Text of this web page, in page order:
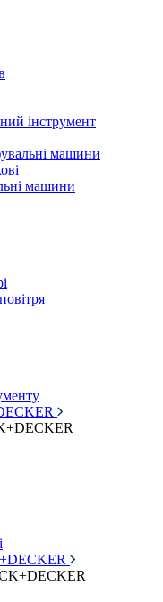
інструмент
машини
машини